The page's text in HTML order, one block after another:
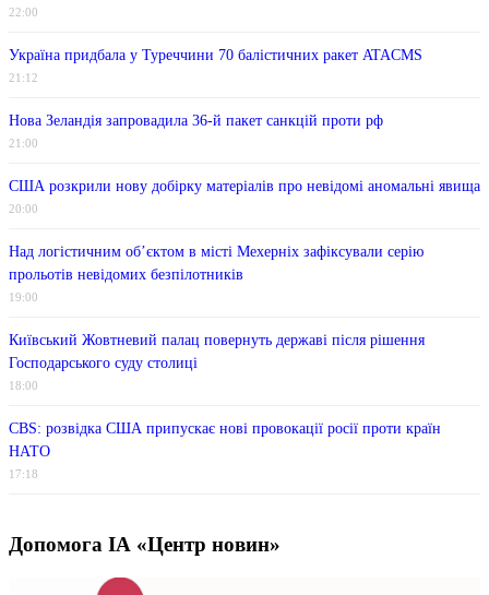
22:00
Україна придбала у Туреччини 70 балістичних ракет ATACMS
21:12
Нова Зеландія запровадила 36-й пакет санкцій проти рф
21:00
США розкрили нову добірку матеріалів про невідомі аномальні явища
20:00
Над логістичним об’єктом в місті Мехерніх зафіксували серію
прольотів невідомих безпілотників
19:00
Київський Жовтневий палац повернуть державі після рішення
Господарського суду столиці
18:00
CBS: розвідка США припускає нові провокації росії проти країн
НАТО
17:18
Допомога ІА «Центр новин»